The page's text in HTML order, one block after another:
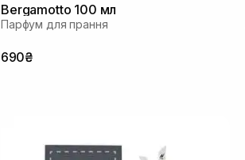
Bergamotto 100 мл
Парфум для прання
690₴